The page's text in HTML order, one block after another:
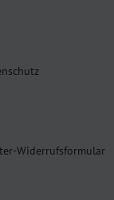
Widerrufsformular